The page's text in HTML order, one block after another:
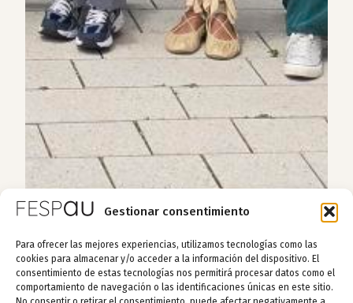
Gestionar consentimiento
Para ofrecer las mejores experiencias, utilizamos tecnologías como las
cookies para almacenar y/o acceder a la información del dispositivo. El
consentimiento de estas tecnologías nos permitirá procesar datos como el
comportamiento de navegación o las identificaciones únicas en este sitio.